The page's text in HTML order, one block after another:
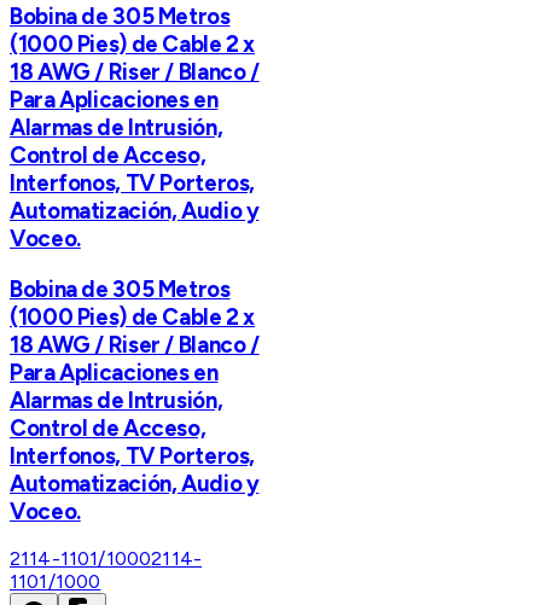
Bobina de 305 Metros
(1000 Pies) de Cable 2 x
18 AWG / Riser / Blanco /
Para Aplicaciones en
Alarmas de Intrusión,
Control de Acceso,
Interfonos, TV Porteros,
Automatización, Audio y
Voceo.
Bobina de 305 Metros
(1000 Pies) de Cable 2 x
18 AWG / Riser / Blanco /
Para Aplicaciones en
Alarmas de Intrusión,
Control de Acceso,
Interfonos, TV Porteros,
Automatización, Audio y
Voceo.
2114-1101/10002114-
1101/1000